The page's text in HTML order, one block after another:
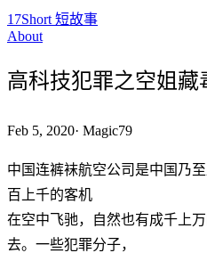
17Short 短故事
About
高科技犯罪之空姐藏
Feb 5, 2020· Magic79
中国连裤袜航空公司是中国乃
百上千的客机
在空中飞驰，自然也有成千上
去。一些犯罪分子，